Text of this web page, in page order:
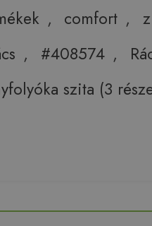
, comfort ,
, #408574 ,
szita (3